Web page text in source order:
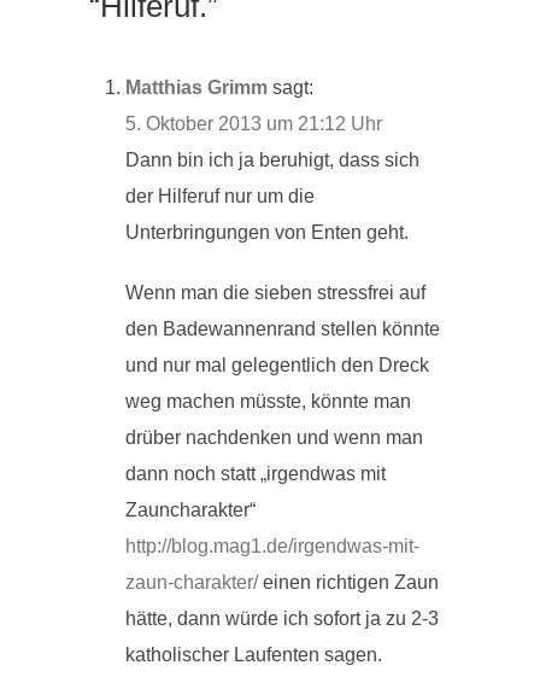
Matthias Grimm sagt:
5. Oktober 2013 um 21:12 Uhr
Dann bin ich ja beruhigt, dass sich
der Hilferuf nur um die
Unterbringungen von Enten geht.
Wenn man die sieben stressfrei auf
den Badewannenrand stellen könnte
und nur mal gelegentlich den Dreck
weg machen müsste, könnte man
drüber nachdenken und wenn man
dann noch statt „irgendwas mit
Zauncharakter“
http://blog.mag1.de/irgendwas-mit-
zaun-charakter/einen richtigen Zaun
hätte, dann würde ich sofort ja zu 2-3
katholischer Laufenten sagen.